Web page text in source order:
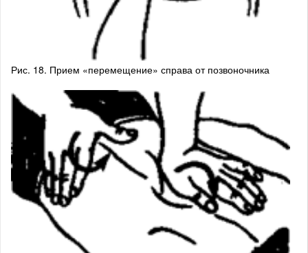
Рис. 18. Прием «перемещение» справа от позвоночника